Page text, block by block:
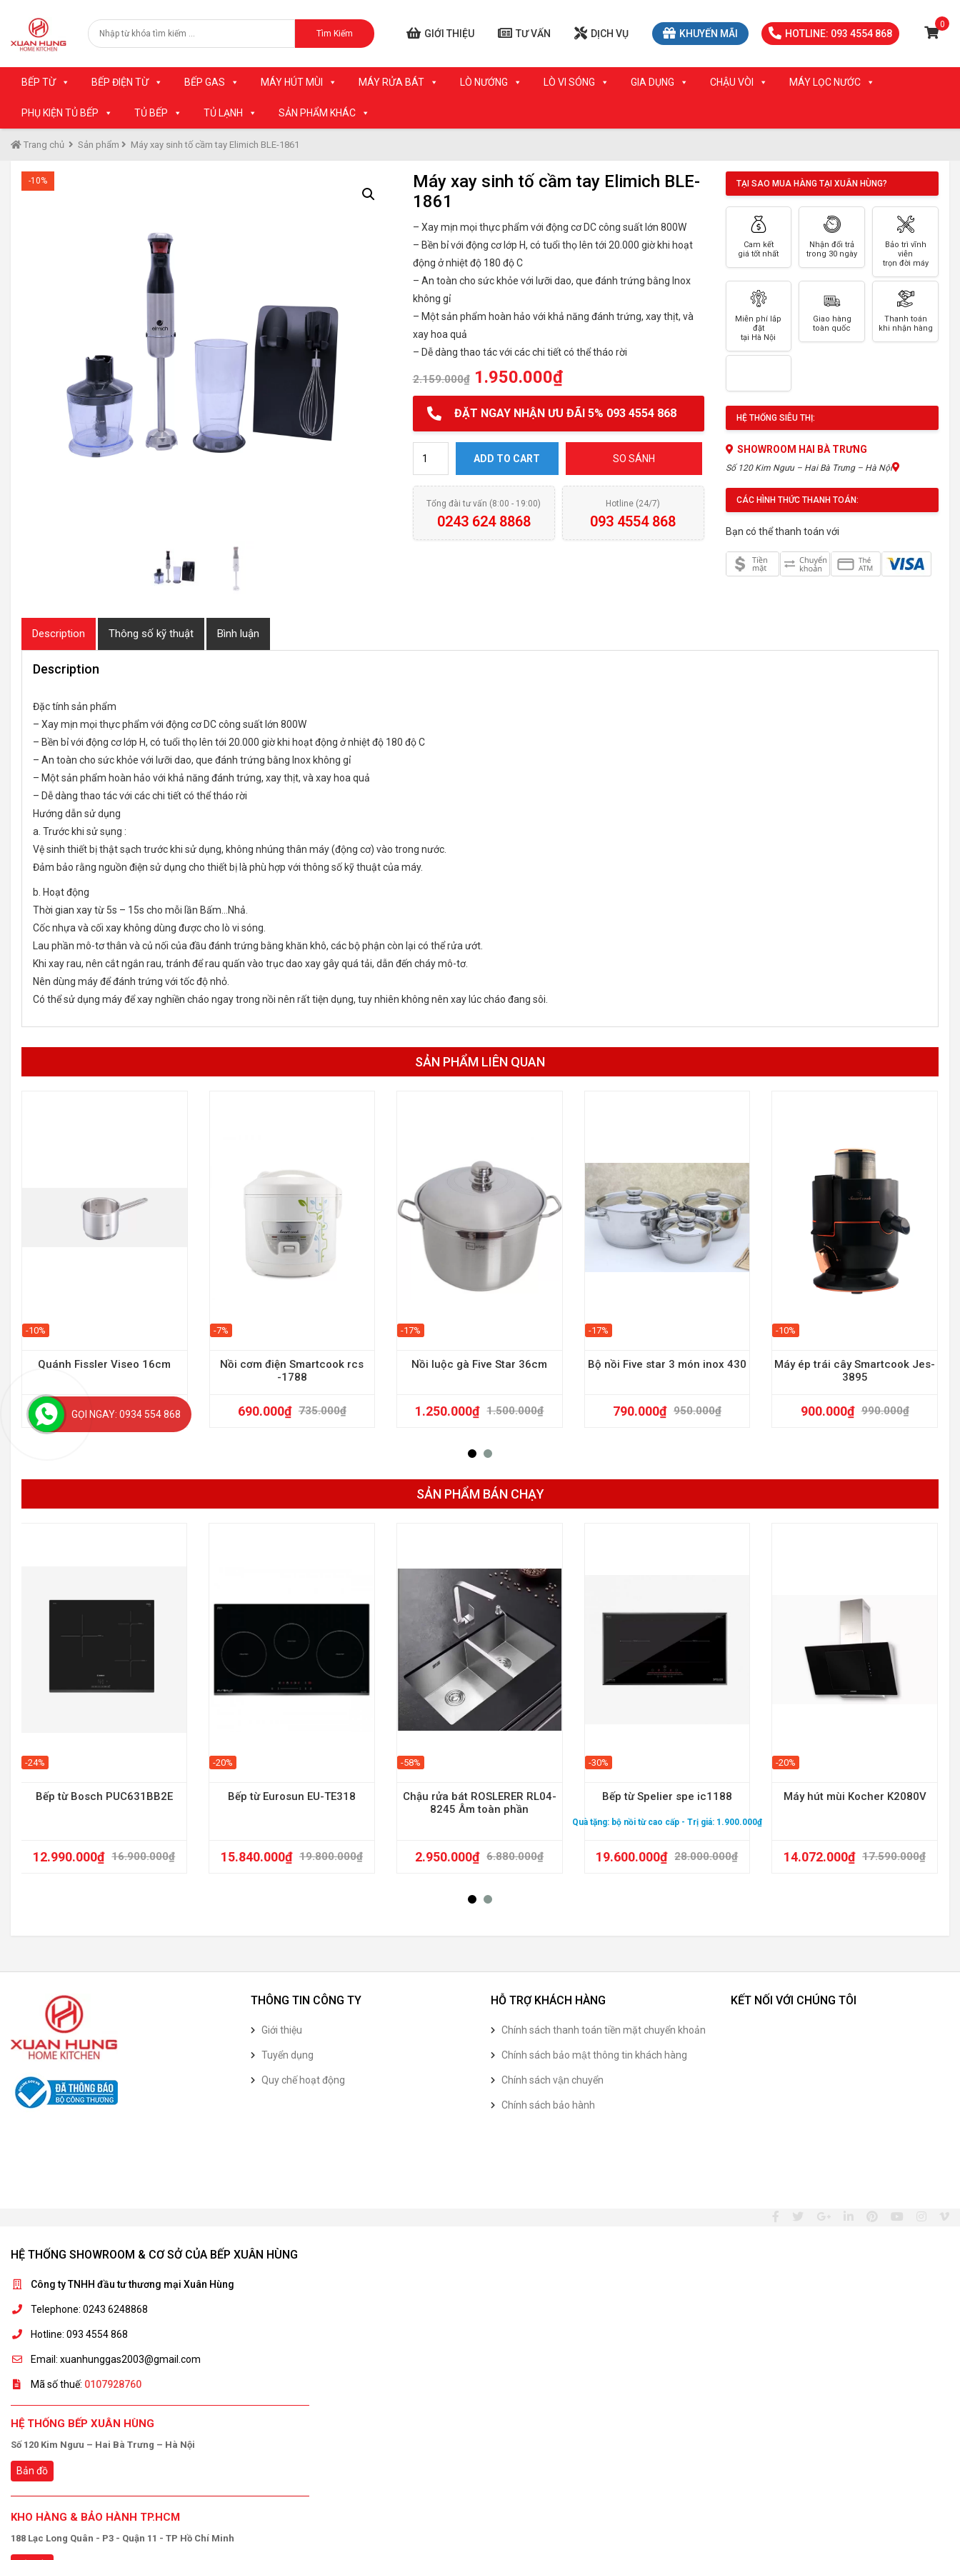
Tìm Kiếm GIỚI THIỆU TƯ VẤN DỊCH VỤ KHUYẾN MÃI HOTLINE: 093 4554 868
0
BẾP TỪ BẾP ĐIỆN TỪ BẾP GAS MÁY HÚT MÙI MÁY RỬA BÁT LÒ NƯỚNG LÒ VI SÓNG GIA DỤNG CHẬU VÒI MÁY LỌC NƯỚC
PHỤ KIỆN TỦ BẾP TỦ BẾP TỦ LẠNH SẢN PHẨM KHÁC
Trang chủ Sản phẩm Máy xay sinh tố cầm tay Elimich BLE-1861
-10%
Máy xay sinh tố cầm tay Elimich BLE-
1861
– Xay mịn mọi thực phẩm với động cơ DC công suất lớn 800W
– Bền bỉ với động cơ lớp H, có tuổi thọ lên tới 20.000 giờ khi hoạt
động ở nhiệt độ 180 độ C
– An toàn cho sức khỏe với lưỡi dao, que đánh trứng bằng Inox
không gỉ
– Một sản phẩm hoàn hảo với khả năng đánh trứng, xay thịt, và
xay hoa quả
– Dễ dàng thao tác với các chi tiết có thể tháo rời
2.159.000₫ 1.950.000₫
ĐẶT NGAY NHẬN ƯU ĐÃI 5% 093 4554 868
Máy xay sinh tố cầm tay Elimich BLE-1861 quantity
ADD TO CART SO SÁNH
Tổng đài tư vấn (8:00 - 19:00)
0243 624 8868
Hotline (24/7)
093 4554 868
TẠI SAO MUA HÀNG TẠI XUÂN HÙNG?
Cam kết
giá tốt nhất
Nhận đổi trả
trong 30 ngày
Bảo trì vĩnh
viễn
trọn đời máy
Miễn phí lắp
đặt
tại Hà Nội
Giao hàng
toàn quốc
Thanh toán
khi nhận hàng
HỆ THỐNG SIÊU THỊ:
SHOWROOM HAI BÀ TRƯNG
Số 120 Kim Ngưu – Hai Bà Trưng – Hà Nội
CÁC HÌNH THỨC THANH TOÁN:
Bạn có thể thanh toán với
Description Thông số kỹ thuật Bình luận
Description
Đặc tính sản phẩm
– Xay mịn mọi thực phẩm với động cơ DC công suất lớn 800W
– Bền bỉ với động cơ lớp H, có tuổi thọ lên tới 20.000 giờ khi hoạt động ở nhiệt độ 180 độ C
– An toàn cho sức khỏe với lưỡi dao, que đánh trứng bằng Inox không gỉ
– Một sản phẩm hoàn hảo với khả năng đánh trứng, xay thịt, và xay hoa quả
– Dễ dàng thao tác với các chi tiết có thể tháo rời
Hướng dẫn sử dụng
a. Trước khi sử sụng :
Vệ sinh thiết bị thật sạch trước khi sử dụng, không nhúng thân máy (động cơ) vào trong nước.
Đảm bảo rằng nguồn điện sử dụng cho thiết bị là phù hợp với thông số kỹ thuật của máy.
b. Hoạt động
Thời gian xay từ 5s – 15s cho mỗi lần Bấm…Nhả.
Cốc nhựa và cối xay không dùng được cho lò vi sóng.
Lau phần mô-tơ thân và củ nối của đầu đánh trứng bằng khăn khô, các bộ phận còn lại có thể rửa ướt.
Khi xay rau, nên cắt ngắn rau, tránh để rau quấn vào trục dao xay gây quá tải, dẫn đến cháy mô-tơ.
Nên dùng máy để đánh trứng với tốc độ nhỏ.
Có thể sử dụng máy để xay nghiền cháo ngay trong nồi nên rất tiện dụng, tuy nhiên không nên xay lúc cháo đang sôi.
SẢN PHẨM LIÊN QUAN
-10%
Quánh Fissler Viseo 16cm
2.500.000 ₫
2.250.000₫
-7%
Nồi cơm điện Smartcook rcs
-1788
735.000₫
690.000₫
-17%
Nồi luộc gà Five Star 36cm
1.500.000₫
1.250.000₫
-17%
Bộ nồi Five star 3 món inox 430
950.000₫
790.000₫
-10%
Máy ép trái cây Smartcook Jes-
3895
990.000₫
900.000₫
SẢN PHẨM BÁN CHẠY
-24%
Bếp từ Bosch PUC631BB2E
16.900.000₫
12.990.000₫
-20%
Bếp từ Eurosun EU-TE318
19.800.000₫
15.840.000₫
-58%
Chậu rửa bát ROSLERER RL04-
8245 Âm toàn phần
6.880.000₫
2.950.000₫
-30%
Bếp từ Spelier spe ic1188
Quà tặng: bộ nồi từ cao cấp - Trị giá: 1.900.000₫
28.000.000₫
19.600.000₫
-20%
Máy hút mùi Kocher K2080V
17.590.000₫
14.072.000₫
THÔNG TIN CÔNG TY
Giới thiệu
Tuyển dụng
Quy chế hoạt động
HỖ TRỢ KHÁCH HÀNG
Chính sách thanh toán tiền mặt chuyển khoản
Chính sách bảo mật thông tin khách hàng
Chính sách vận chuyển
Chính sách bảo hành
KẾT NỐI VỚI CHÚNG TÔI
HỆ THỐNG SHOWROOM & CƠ SỞ CỦA BẾP XUÂN HÙNG
Công ty TNHH đầu tư thương mại Xuân Hùng
Telephone: 0243 6248868
Hotline: 093 4554 868
Email: xuanhunggas2003@gmail.com
Mã số thuế: 0107928760
HỆ THỐNG BẾP XUÂN HÙNG
Số 120 Kim Ngưu – Hai Bà Trưng – Hà Nội
Bản đồ
KHO HÀNG & BẢO HÀNH TP.HCM
188 Lạc Long Quân - P3 - Quận 11 - TP Hồ Chí Minh
GỌI NGAY: 0934 554 868